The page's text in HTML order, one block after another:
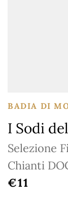
BADIA DI
I Sodi
Selezione
Chianti
€11